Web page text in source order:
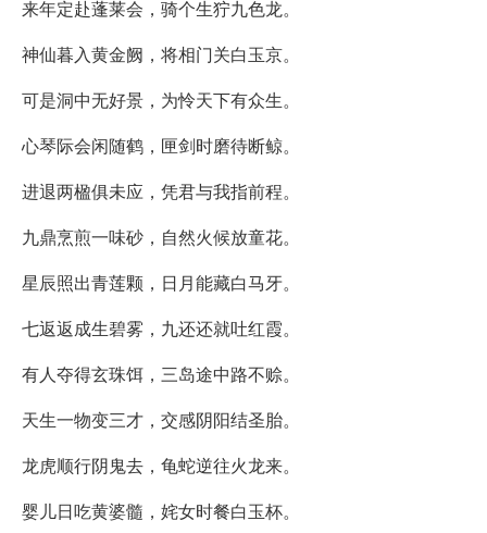
来年定赴蓬莱会，骑个生狞九色龙。
神仙暮入黄金阙，将相门关白玉京。
可是洞中无好景，为怜天下有众生。
心琴际会闲随鹤，匣剑时磨待断鲸。
进退两楹俱未应，凭君与我指前程。
九鼎烹煎一味砂，自然火候放童花。
星辰照出青莲颗，日月能藏白马牙。
七返返成生碧雾，九还还就吐红霞。
有人夺得玄珠饵，三岛途中路不赊。
天生一物变三才，交感阴阳结圣胎。
龙虎顺行阴鬼去，龟蛇逆往火龙来。
婴儿日吃黄婆髓，姹女时餐白玉杯。